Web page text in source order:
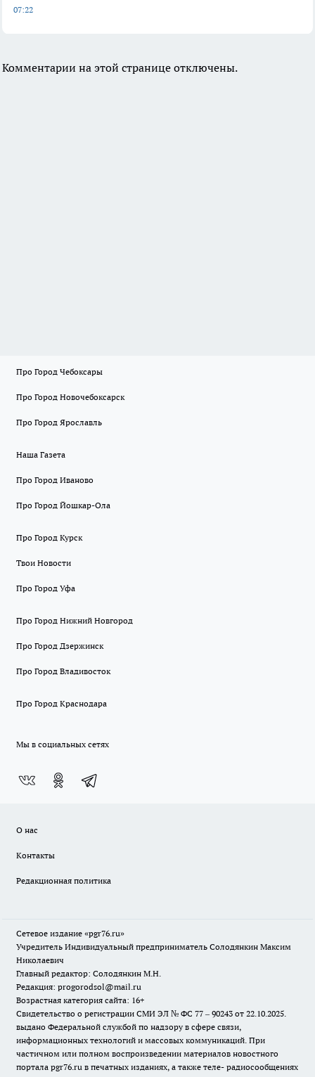
07:22
Комментарии на этой странице отключены.
Про Город Чебоксары
Про Город Новочебоксарск
Про Город Ярославль
Наша Газета
Про Город Иваново
Про Город Йошкар-Ола
Про Город Курск
Твои Новости
Про Город Уфа
Про Город Нижний Новгород
Про Город Дзержинск
Про Город Владивосток
Про Город Краснодара
Мы в социальных сетях
О нас
Контакты
Редакционная политика
Сетевое издание «pgr76.ru»
Учредитель Индивидуальный предприниматель Солодянкин Максим
Николаевич
Главный редактор: Солодянкин М.Н.
Редакция: progorodsol@mail.ru
Возрастная категория сайта: 16+
Свидетельство о регистрации СМИ ЭЛ № ФС 77 – 90243 от 22.10.2025.
выдано Федеральной службой по надзору в сфере связи,
информационных технологий и массовых коммуникаций. При
частичном или полном воспроизведении материалов новостного
портала pgr76.ru в печатных изданиях, а также теле- радиосообщениях